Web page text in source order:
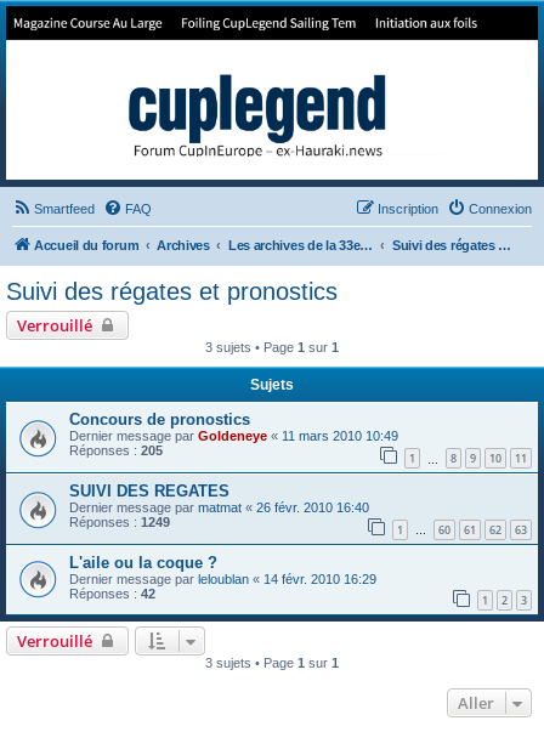
Forum de Cup In Europe
Smartfeed FAQ Connexion
Inscription
Accueil du forum Archives Les archives de la 33e America's Cup Suivi des régates et pronostics
Suivi des régates et pronostics
Verrouillé
3 sujets • Page 1 sur 1
Sujets
Concours de pronostics
Dernier message par Goldeneye « 11 mars 2010 10:49
Réponses : 205 1 8 9 10 11
SUIVI DES REGATES
Dernier message par matmat « 26 févr. 2010 16:40
Réponses : 1249 1 … 60 61 62 63
L'aile ou la coque ?
Dernier message par leloublan « 14 févr. 2010 16:29
Réponses : 42 1 2 3
Verrouillé
3 sujets • Page 1 sur 1
Aller